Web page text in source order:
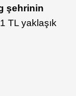
şehrinin
TL yaklaşık